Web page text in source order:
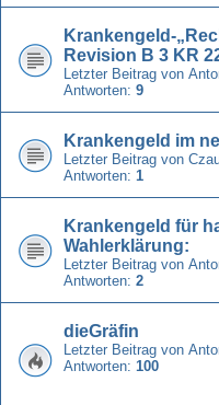
Krankengeld-
Revision B 3 KR
Letzter Beitrag von
Antworten: 9
Krankengeld im
Letzter Beitrag von
Antworten: 1
Krankengeld für
Wahlerklärung:
Letzter Beitrag von
Antworten: 2
dieGräfin
Letzter Beitrag von
Antworten: 100